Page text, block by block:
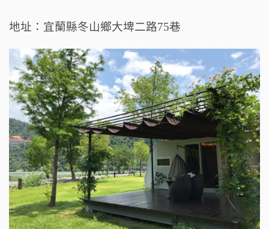
地址：宜蘭縣冬山鄉大埤二路75巷